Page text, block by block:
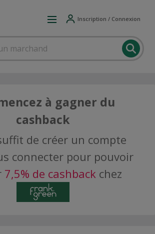
Inscription / Connexion
à gagner du
cashback
de créer un compte
connecter pour pouvoir
7,5% de cashbackchez